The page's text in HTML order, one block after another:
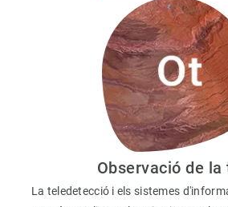
Observació de la
La teledetecció i els sistemes